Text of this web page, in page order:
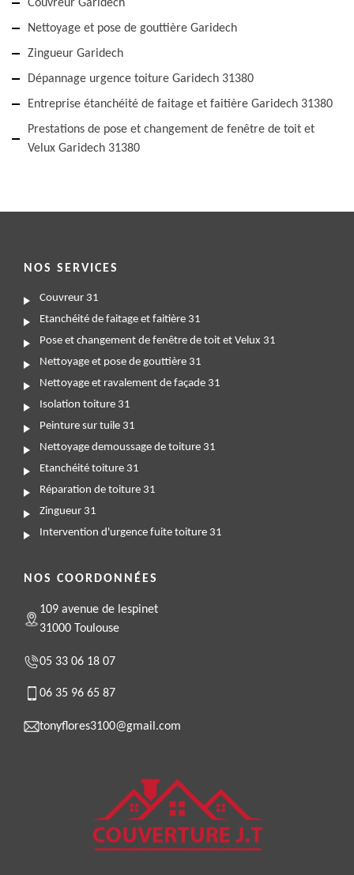
Couvreur Garidech
Nettoyage et pose de gouttière Garidech
Zingueur Garidech
Dépannage urgence toiture Garidech 31380
Entreprise étanchéité de faitage et faitière Garidech 31380
Prestations de pose et changement de fenêtre de toit et
Velux Garidech 31380
NOS SERVICES
Couvreur 31
Etanchéité de faitage et faitière 31
Pose et changement de fenêtre de toit et Velux 31
Nettoyage et pose de gouttière 31
Nettoyage et ravalement de façade 31
Isolation toiture 31
Peinture sur tuile 31
Nettoyage demoussage de toiture 31
Etanchéité toiture 31
Réparation de toiture 31
Zingueur 31
Intervention d'urgence fuite toiture 31
NOS COORDONNÉES
109 avenue de lespinet
31000 Toulouse
05 33 06 18 07
06 35 96 65 87
tonyflores3100@gmail.com